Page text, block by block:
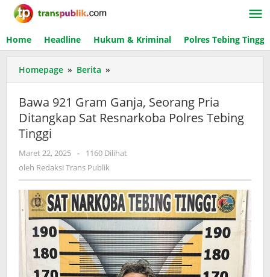
Lewati
Home Headline Hukum & Kriminal Polres Tebing Tinggi
Homepage » Berita »
921
Gram
Ganja,
Seorang
Sat
Polres
Tebing
Tinggi
Bawa 921 Gram Ganja, Seorang Pria
Ditangkap Sat Resnarkoba Polres Tebing
Tinggi
Maret 22, 2025 oleh
Redaksi
Publik
-
1160 Dilihat
oleh Redaksi Trans Publik